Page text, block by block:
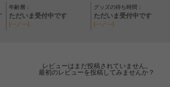
年齢層：
ただいま受付中です
[---／---]
グッズの待ち時間：
ただいま受付中です
[---／---]
レビューはまだ投稿されていません。
最初のレビューを投稿してみませんか？